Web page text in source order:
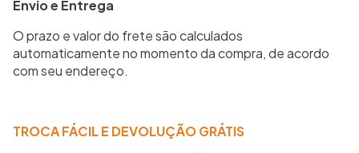
Envio e Entrega
O prazo e valor do frete são calculados
automaticamente no momento da compra, de acordo
com seu endereço.
TROCA FÁCIL E DEVOLUÇÃO GRÁTIS